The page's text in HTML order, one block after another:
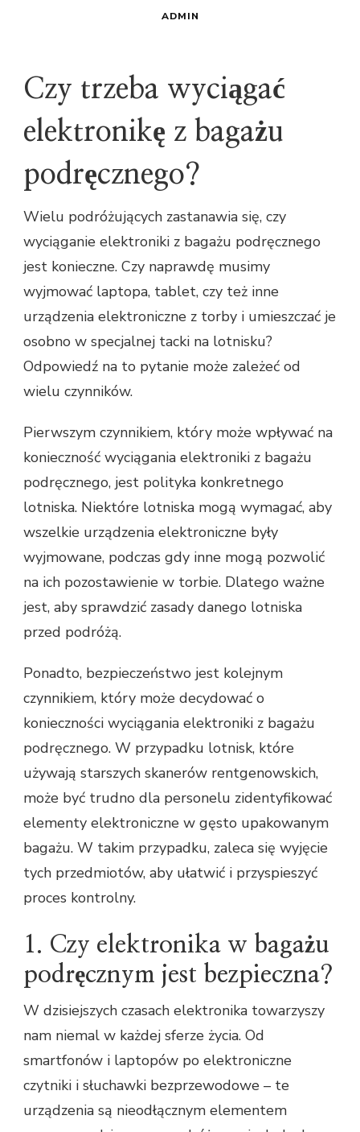
ADMIN
Czy trzeba wyciągać
elektronikę z bagażu
podręcznego?
Wielu podróżujących zastanawia się, czy
wyciąganie elektroniki z bagażu podręcznego
jest konieczne. Czy naprawdę musimy
wyjmować laptopa, tablet, czy też inne
urządzenia elektroniczne z torby i umieszczać je
osobno w specjalnej tacki na lotnisku?
Odpowiedź na to pytanie może zależeć od
wielu czynników.
Pierwszym czynnikiem, który może wpływać na
konieczność wyciągania elektroniki z bagażu
podręcznego, jest polityka konkretnego
lotniska. Niektóre lotniska mogą wymagać, aby
wszelkie urządzenia elektroniczne były
wyjmowane, podczas gdy inne mogą pozwolić
na ich pozostawienie w torbie. Dlatego ważne
jest, aby sprawdzić zasady danego lotniska
przed podróżą.
Ponadto, bezpieczeństwo jest kolejnym
czynnikiem, który może decydować o
konieczności wyciągania elektroniki z bagażu
podręcznego. W przypadku lotnisk, które
używają starszych skanerów rentgenowskich,
może być trudno dla personelu zidentyfikować
elementy elektroniczne w gęsto upakowanym
bagażu. W takim przypadku, zaleca się wyjęcie
tych przedmiotów, aby ułatwić i przyspieszyć
proces kontrolny.
1. Czy elektronika w bagażu
podręcznym jest bezpieczna?
W dzisiejszych czasach elektronika towarzyszy
nam niemal w każdej sferze życia. Od
smartfonów i laptopów po elektroniczne
czytniki i słuchawki bezprzewodowe – te
urządzenia są nieodłącznym elementem